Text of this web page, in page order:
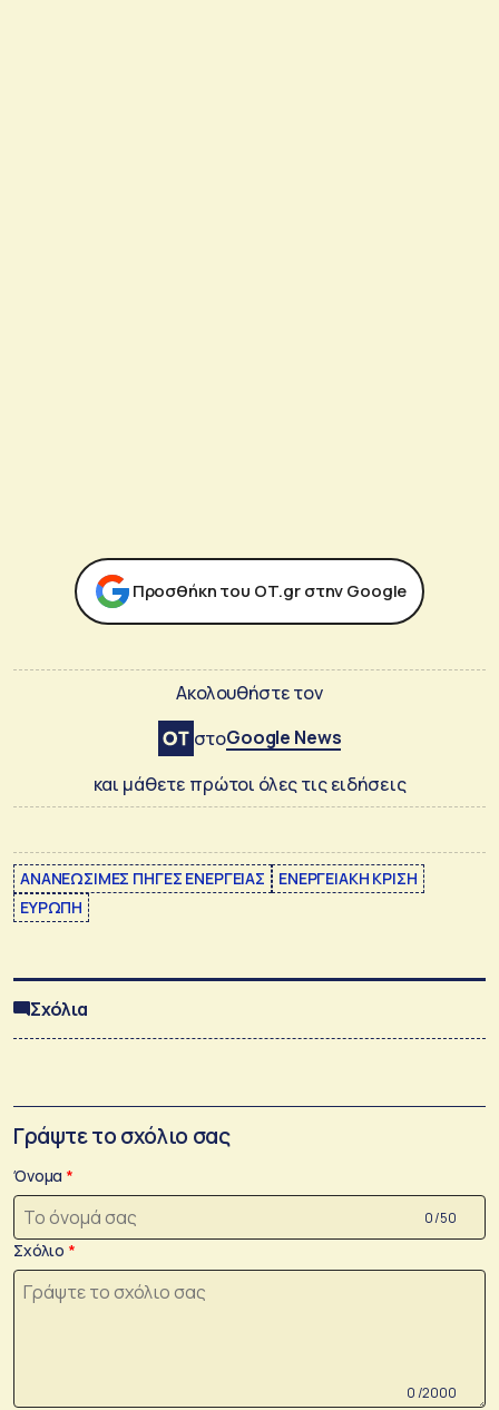
Προσθήκη του ΟΤ.gr στην Google
Ακολουθήστε τον
στοGoogle News
και μάθετε πρώτοι όλες τις ειδήσεις
ΑΝΑΝΕΩΣΙΜΕΣ ΠΗΓΕΣ ΕΝΕΡΓΕΙΑΣ
ΕΝΕΡΓΕΙΑΚΗ ΚΡΙΣΗ
ΕΥΡΩΠΗ
Σχόλια
Γράψτε το σχόλιο σας
Όνομα
0 /50
Σχόλιο
0 /2000